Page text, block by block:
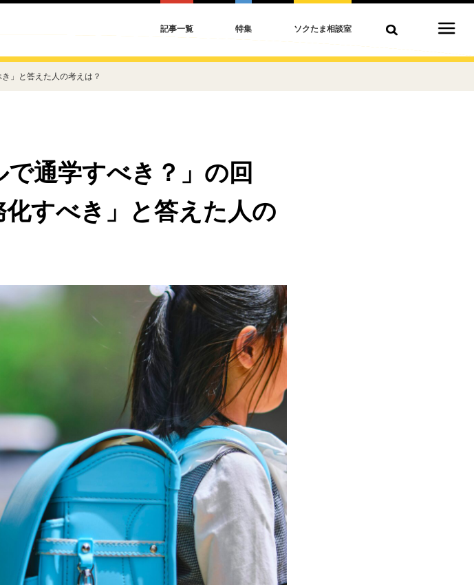
」と答えた人の考えは？
で通学すべき？」の回
すべき」と答えた人の
記事一覧 特集 ソクたま相談室